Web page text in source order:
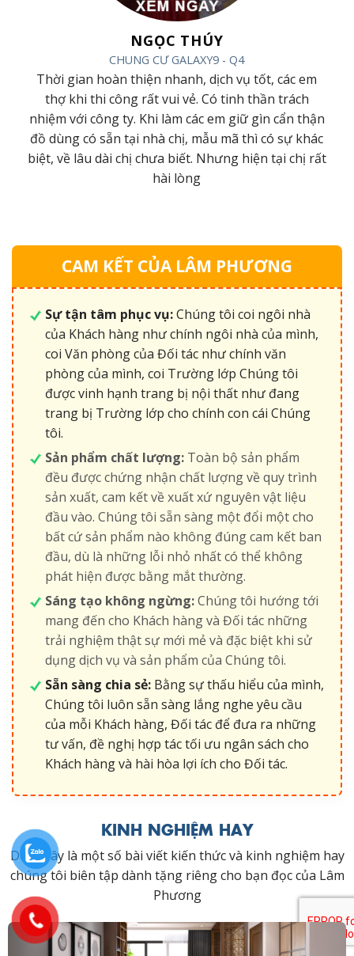
NGỌC THÚY
CHUNG CƯ GALAXY9 - Q4
Thời gian hoàn thiện nhanh, dịch vụ tốt, các em
thợ khi thi công rất vui vẻ. Có tinh thần trách
nhiệm với công ty. Khi làm các em giữ gìn cẩn thận
đồ dùng có sẵn tại nhà chị, mẫu mã thì có sự khác
biệt, về lâu dài chị chưa biết. Nhưng hiện tại chị rất
hài lòng
CAM KẾT CỦA LÂM PHƯƠNG
Sự tận tâm phục vụ:Chúng tôi coi ngôi nhà
của Khách hàng như chính ngôi nhà của mình,
coi Văn phòng của Đối tác như chính văn
phòng của mình, coi Trường lớp Chúng tôi
được vinh hạnh trang bị nội thất như đang
trang bị Trường lớp cho chính con cái Chúng
tôi.
Sản phẩm chất lượng: Toàn bộ sản phẩm
đều được chứng nhận chất lượng về quy trình
sản xuất, cam kết về xuất xứ nguyên vật liệu
đầu vào. Chúng tôi sẵn sàng một đổi một cho
bất cứ sản phẩm nào không đúng cam kết ban
đầu, dù là những lỗi nhỏ nhất có thể không
phát hiện được bằng mắt thường.
Sáng tạo không ngừng:Chúng tôi hướng tới
mang đến cho Khách hàng và Đối tác những
trải nghiệm thật sự mới mẻ và đặc biệt khi sử
dụng dịch vụ và sản phẩm của Chúng tôi.
Sẵn sàng chia sẻ: Bằng sự thấu hiểu của mình,
Chúng tôi luôn sẵn sàng lắng nghe yêu cầu
của mỗi Khách hàng, Đối tác để đưa ra những
tư vấn, đề nghị hợp tác tối ưu ngân sách cho
Khách hàng và hài hòa lợi ích cho Đối tác.
KINH NGHIỆM HAY
Dưới đây là một số bài viết kiến thức và kinh nghiệm hay
chúng tôi biên tập dành tặng riêng cho bạn đọc của Lâm
Phương